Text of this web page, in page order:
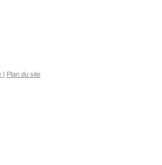
| Plan du site